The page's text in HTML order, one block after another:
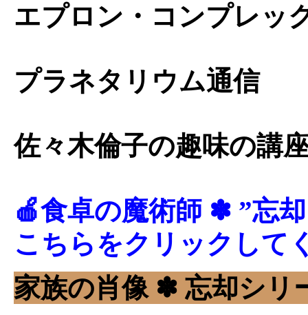
エプロン・コンプレッ
プラネタリウム通信
佐々木倫子の趣味の講
🍎食卓の魔術師 ✽ ”忘
こちらをクリックして
家族の肖像 ✽ 忘却シリ